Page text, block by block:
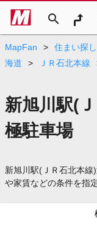
search
MapFan > 住まい探し
海道
> ＪＲ石北本線
新旭川駅(
極駐車場
新旭川駅(ＪＲ石北本線
や家賃などの条件を指